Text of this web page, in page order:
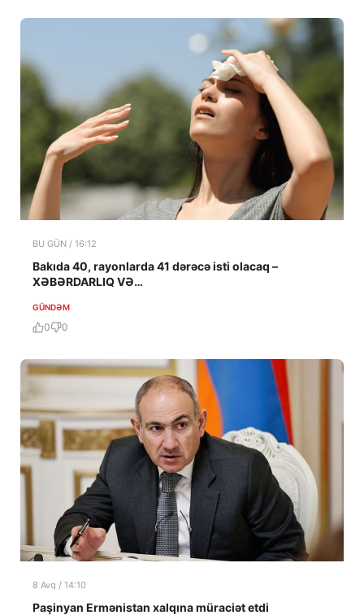
BU GÜN / 16:12
Bakıda 40, rayonlarda 41 dərəcə isti olacaq –
XƏBƏRDARLIQ VƏ…
GÜNDƏM
0 0
8 Avq / 14:10
Paşinyan Ermənistan xalqına müraciət etdi